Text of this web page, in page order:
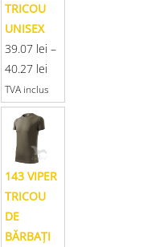
TRICOU
UNISEX
39.07 lei –
40.27 lei
TVA inclus
143 VIPER
TRICOU
DE
BĂRBAŢI